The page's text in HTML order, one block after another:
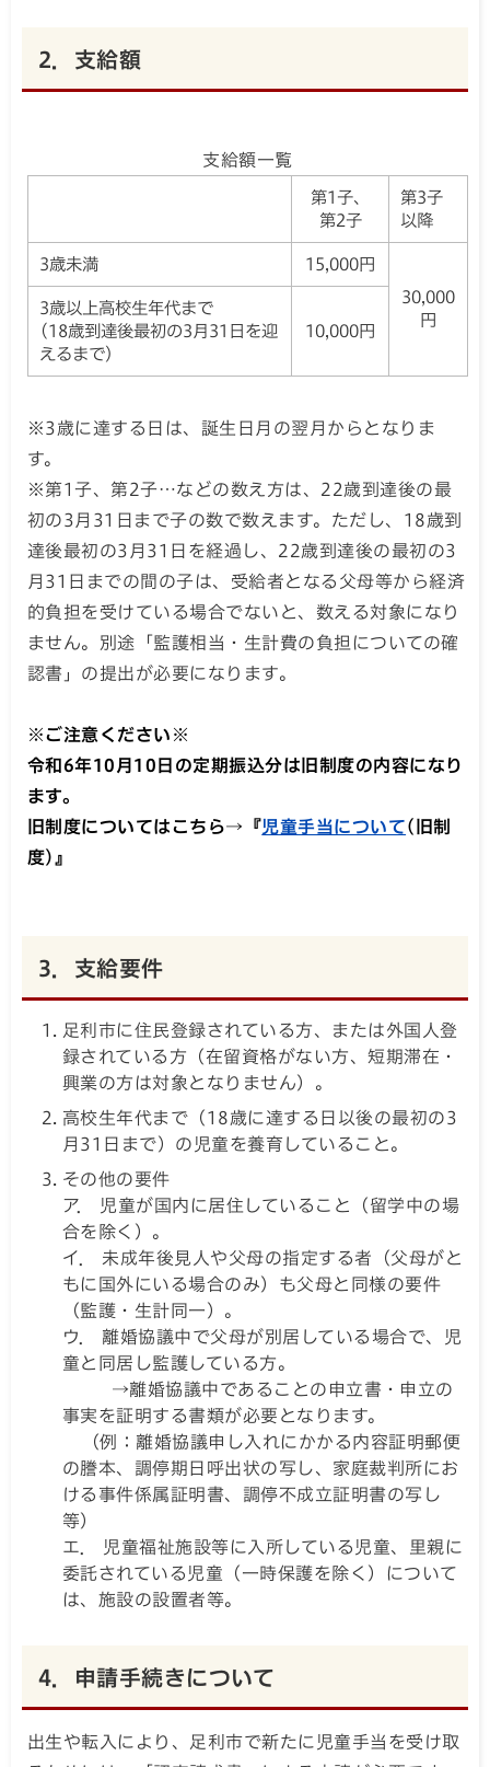
2．支給額
支給額一覧
第1子、
第2子
第3子
以降
3歳未満
15,000円
30,000
円
3歳以上高校生年代まで
(18歳到達後最初の3月31日を迎
えるまで)
10,000円
※3歳に達する日は、誕生日月の翌月からとなりま
す。
※第1子、第2子…などの数え方は、22歳到達後の最
初の3月31日まで子の数で数えます。ただし、18歳到
達後最初の3月31日を経過し、22歳到達後の最初の3
月31日までの間の子は、受給者となる父母等から経済
的負担を受けている場合でないと、数える対象になり
ません。別途「監護相当・生計費の負担についての確
認書」の提出が必要になります。
※ご注意ください※
令和6年10月10日の定期振込分は旧制度の内容になり
ます。
旧制度についてはこちら→『児童手当について(旧制
度)』
3．支給要件
足利市に住民登録されている方、または外国人登
録されている方（在留資格がない方、短期滞在・
興業の方は対象となりません）。
高校生年代まで（18歳に達する日以後の最初の3
月31日まで）の児童を養育していること。
その他の要件
ア． 児童が国内に居住していること（留学中の場
合を除く）。
イ． 未成年後見人や父母の指定する者（父母がと
もに国外にいる場合のみ）も父母と同様の要件
（監護・生計同一）。
ウ． 離婚協議中で父母が別居している場合で、児
童と同居し監護している方。
→離婚協議中であることの申立書・申立の
事実を証明する書類が必要となります。
（例：離婚協議申し入れにかかる内容証明郵便
の謄本、調停期日呼出状の写し、家庭裁判所にお
ける事件係属証明書、調停不成立証明書の写し
等）
エ． 児童福祉施設等に入所している児童、里親に
委託されている児童（一時保護を除く）について
は、施設の設置者等。
4．申請手続きについて
出生や転入により、足利市で新たに児童手当を受け取